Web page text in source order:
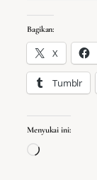
Bagikan:
X
Tumblr
Menyukai ini:
Memuat...